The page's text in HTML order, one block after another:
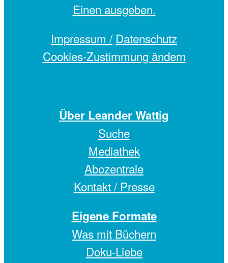
Einen ausgeben.
Impressum / Datenschutz
Cookies-Zustimmung ändern
Über Leander Wattig
Suche
Mediathek
Abozentrale
Kontakt / Presse
Eigene Formate
Was mit Büchern
Doku-Liebe